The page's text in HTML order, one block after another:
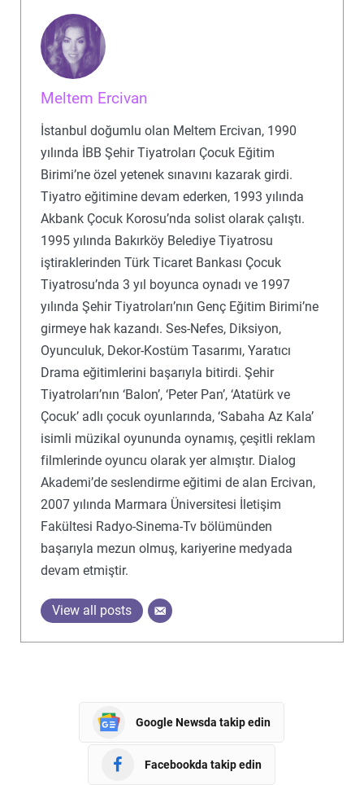
Meltem Ercivan
İstanbul doğumlu olan Meltem Ercivan, 1990
yılında İBB Şehir Tiyatroları Çocuk Eğitim
Birimi’ne özel yetenek sınavını kazarak girdi.
Tiyatro eğitimine devam ederken, 1993 yılında
Akbank Çocuk Korosu’nda solist olarak çalıştı.
1995 yılında Bakırköy Belediye Tiyatrosu
iştiraklerinden Türk Ticaret Bankası Çocuk
Tiyatrosu’nda 3 yıl boyunca oynadı ve 1997
yılında Şehir Tiyatroları’nın Genç Eğitim Birimi’ne
girmeye hak kazandı. Ses-Nefes, Diksiyon,
Oyunculuk, Dekor-Kostüm Tasarımı, Yaratıcı
Drama eğitimlerini başarıyla bitirdi. Şehir
Tiyatroları’nın ‘Balon’, ‘Peter Pan’, ‘Atatürk ve
Çocuk’ adlı çocuk oyunlarında, ‘Sabaha Az Kala’
isimli müzikal oyununda oynamış, çeşitli reklam
filmlerinde oyuncu olarak yer almıştır. Dialog
Akademi’de seslendirme eğitimi de alan Ercivan,
2007 yılında Marmara Üniversitesi İletişim
Fakültesi Radyo-Sinema-Tv bölümünden
başarıyla mezun olmuş, kariyerine medyada
devam etmiştir.
View all posts
Google Newsda takip edin
Facebookda takip edin